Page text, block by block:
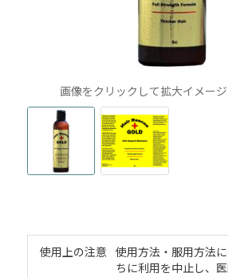
画像をクリックして拡大イメー
使用上の注意 使用方法・服用方法
ちに利用を中止し、